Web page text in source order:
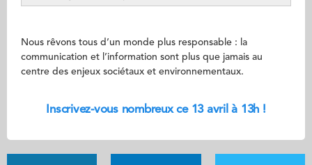
Nous rêvons tous d’un monde plus responsable : la
communication et l’information sont plus que jamais au
centre des enjeux sociétaux et environnementaux.
Inscrivez-vous nombreux ce 13 avril à 13h !